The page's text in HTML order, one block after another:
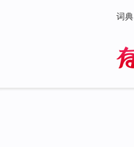
词典